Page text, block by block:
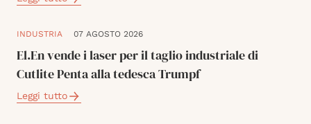
INDUSTRIA 07 AGOSTO 2026
El.En vende i laser per il taglio industriale di
Cutlite Penta alla tedesca Trumpf
Leggi tutto